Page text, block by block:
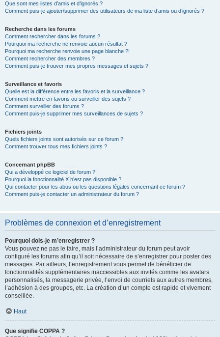
Que sont mes listes d’amis et d’ignorés ?
Comment puis-je ajouter/supprimer des utilisateurs de ma liste d’amis ou d’ignorés ?
Recherche dans les forums
Comment rechercher dans les forums ?
Pourquoi ma recherche ne renvoie aucun résultat ?
Pourquoi ma recherche renvoie une page blanche ?!
Comment rechercher des membres ?
Comment puis-je trouver mes propres messages et sujets ?
Surveillance et favoris
Quelle est la différence entre les favoris et la surveillance ?
Comment mettre en favoris ou surveiller des sujets ?
Comment surveiller des forums ?
Comment puis-je supprimer mes surveillances de sujets ?
Fichiers joints
Quels fichiers joints sont autorisés sur ce forum ?
Comment trouver tous mes fichiers joints ?
Concernant phpBB
Qui a développé ce logiciel de forum ?
Pourquoi la fonctionnalité X n’est pas disponible ?
Qui contacter pour les abus ou les questions légales concernant ce forum ?
Comment puis-je contacter un administrateur du forum ?
Problèmes de connexion et d’enregistrement
Pourquoi dois-je m’enregistrer ?
Vous pouvez ne pas le faire, mais l’administrateur du forum peut avoir
configuré les forums afin qu’il soit nécessaire de s’enregistrer pour poster des
messages. Par ailleurs, l’enregistrement vous permet de bénéficier de
fonctionnalités supplémentaires inaccessibles aux invités comme les avatars
personnalisés, la messagerie privée, l’envoi de courriels aux autres membres,
l’adhésion à des groupes, etc. La création d’un compte est rapide et vivement
conseillée.
Haut
Que signifie COPPA ?